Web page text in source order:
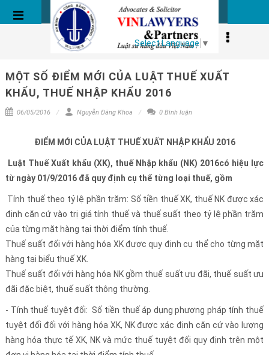
Select Language ▼
BÀI VIẾT
MỘT SỐ ĐIỂM MỚI CỦA LUẬT THUẾ XUẤT
KHẨU, THUẾ NHẬP KHẨU 2016
06/05/2016 Nguyễn Đăng Khoa 0 Bình luận
ĐIỂM MỚI CỦA LUẬT THUẾ XUẤT NHẬP KHẨU 2016
Luật Thuế Xuất khẩu (XK), thuế Nhập khẩu (NK) 2016có hiệu lực
từ ngày 01/9/2016 đã quy định cụ thể từng loại thuế, gồm
Tính thuế theo tỷ lệ phần trăm: Số tiền thuế XK, thuế NK được xác
định căn cứ vào trị giá tính thuế và thuế suất theo tỷ lệ phần trăm
của từng mặt hàng tại thời điểm tính thuế.
Thuế suất đối với hàng hóa XK được quy định cụ thể cho từng mặt
hàng tại biểu thuế XK.
Thuế suất đối với hàng hóa NK gồm thuế suất ưu đãi, thuế suất ưu
đãi đặc biệt, thuế suất thông thường.
- Tính thuế tuyệt đối: Số tiền thuế áp dụng phương pháp tính thuế
tuyệt đối đối với hàng hóa XK, NK được xác định căn cứ vào lượng
hàng hóa thực tế XK, NK và mức thuế tuyệt đối quy định trên một